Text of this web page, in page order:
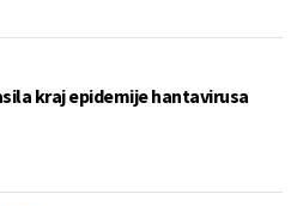
kraj epidemije hantavirusa